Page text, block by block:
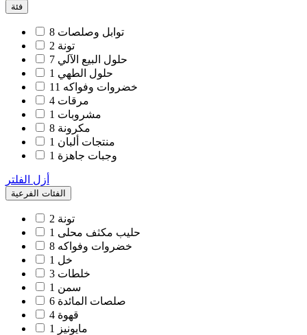
فئة
توابل وصلصات 8
تونة 2
حلول البيع الآلي 7
حلول الطهي 1
خضروات وفواكه 11
مرقات 4
مشروبات 1
مكرونة 8
منتجات ألبان 1
وجبات جاهزة 1
أزل الفلتر
الفئات الفرعية
تونة 2
حليب مكثف محلى 1
خضروات وفواكه 8
خل 1
خلطات 3
سمن 1
صلصات المائدة 6
قهوة 4
مايونيز
1